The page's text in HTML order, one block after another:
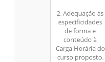
2. Adequação às
especificidades
de forma e
conteúdo à
Carga Horária do
curso proposto.